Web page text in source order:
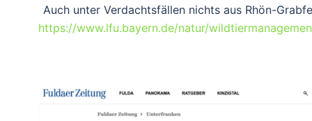
Auch unter Verdachtsfällen nichts aus Rhön-
https://www.lfu.bayern.de/natur/